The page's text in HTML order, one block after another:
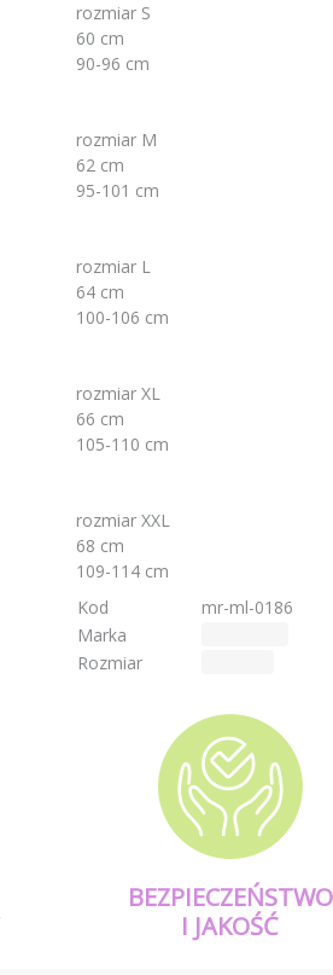
rozmiar S
60 cm
90-96 cm
rozmiar M
62 cm
95-101 cm
rozmiar L
64 cm
100-106 cm
rozmiar XL
66 cm
105-110 cm
rozmiar XXL
68 cm
109-114 cm
Kod
mr-ml-0186
Marka
Rozmiar
BEZPIECZEŃSTWO
I JAKOŚĆ